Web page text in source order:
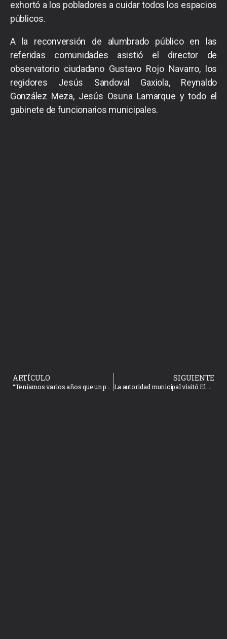
exhortó a los pobladores a cuidar todos los espacios
públicos.
A la reconversión de alumbrado público en las
referidas comunidades asistió el director de
observatorio ciudadano Gustavo Rojo Navarro, los
regidores Jesús Sandoval Gaxiola, Reynaldo
González Meza, Jesús Osuna Lamarque y todo el
gabinete de funcionarios municipales.
ARTÍCULO SIGUIENTE